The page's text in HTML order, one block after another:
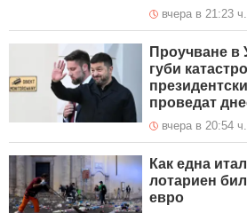
вчера в 21:23 ч.
Проучване в
губи
проведат
вчера в 20:54 ч.
Как една
лотариен
евро